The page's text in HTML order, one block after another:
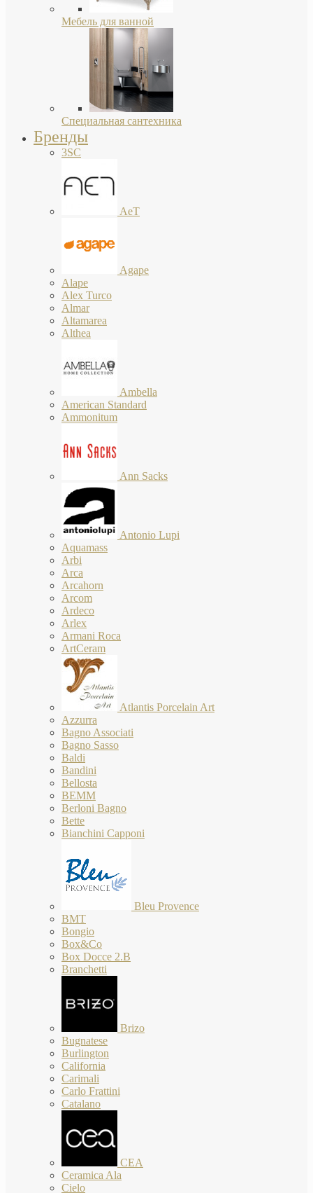
Мебель для ванной
Специальная сантехника
Бренды
3SC
AeT
Agape
Alape
Alex Turco
Almar
Altamarea
Althea
Ambella
American Standard
Ammonitum
Ann Sacks
Antonio Lupi
Aquamass
Arbi
Arca
Arcahorn
Arcom
Ardeco
Arlex
Armani Roca
ArtCeram
Atlantis Porcelain Art
Azzurra
Bagno Associati
Bagno Sasso
Baldi
Bandini
Bellosta
BEMM
Berloni Bagno
Bette
Bianchini Capponi
Bleu Provence
BMT
Bongio
Box&Co
Box Docce 2.B
Branchetti
Brizo
Bugnatese
Burlington
California
Carimali
Carlo Frattini
Catalano
CEA
Ceramica Ala
Cielo